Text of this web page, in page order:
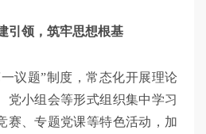
引领，筑牢思想根基
议题”制度，常态化开展理论
党小组会等形式组织集中学习
赛、专题党课等特色活动，加